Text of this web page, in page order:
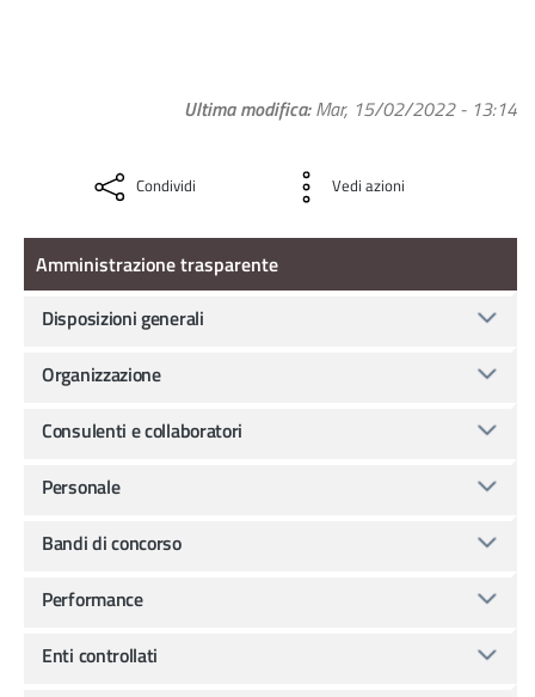
Ultima modifica Mar, 15/02/2022 - 13:14
Condividi Vedi azioni
Amministrazione Trasparente
Amministrazione trasparente
Disposizioni generali
Organizzazione
Consulenti e collaboratori
Personale
Bandi di concorso
Performance
Enti controllati